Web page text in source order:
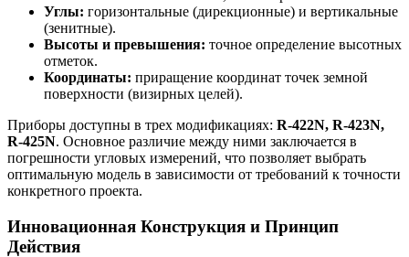
Углы: горизонтальные (дирекционные) и вертикальные
(зенитные).
Высоты и превышения: точное определение высотных
отметок.
Координаты: приращение координат точек земной
поверхности (визирных целей).
Приборы доступны в трех модификациях: R-422N, R-423N,
R-425N. Основное различие между ними заключается в
погрешности угловых измерений, что позволяет выбрать
оптимальную модель в зависимости от требований к точности
конкретного проекта.
Инновационная Конструкция и Принцип
Действия